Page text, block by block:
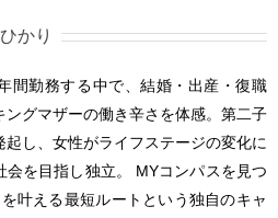
かり
間勤務する中で、結婚・出産・復職
ングマザーの働き辛さを体感。第二子
起し、女性がライフステージの変化に
会を目指し独立。 MYコンパスを見つ
叶える最短ルートという独自のキャ